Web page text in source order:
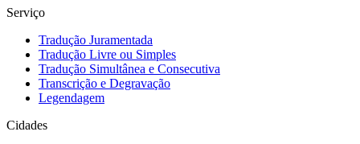
Serviço
Tradução Juramentada
Tradução Livre ou Simples
Tradução Simultânea e Consecutiva
Transcrição e Degravação
Legendagem
Cidades